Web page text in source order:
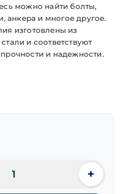
можно найти болты,
анкера и многое другое.
изготовлены из
и соответствуют
и надежности.
+